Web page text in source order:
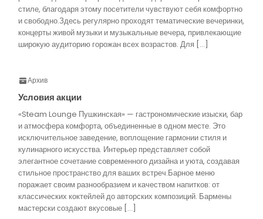
стиле, благодаря этому посетители чувствуют себя комфортно
и свободно.Здесь регулярно проходят тематические вечеринки,
концерты живой музыки и музыкальные вечера, привлекающие
широкую аудиторию горожан всех возрастов. Для […]
Архив
Условия акции
«Steam Lounge Пушкинская» — гастрономические изыски, бар
и атмосфера комфорта, объединенные в одном месте. Это
исключительное заведение, воплощение гармонии стиля и
кулинарного искусства. Интерьер представляет собой
элегантное сочетание современного дизайна и уюта, создавая
стильное пространство для ваших встреч.Барное меню
поражает своим разнообразием и качеством напитков: от
классических коктейлей до авторских композиций. Бармены
мастерски создают вкусовые […]